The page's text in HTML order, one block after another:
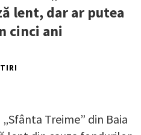
lent, dar ar putea
cinci ani
Treime” din Baia